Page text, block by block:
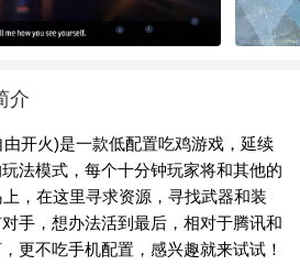
介
由开火)是一款低配置吃鸡游戏，延续
法模式，每个十分钟玩家将和其他的
，在这里寻求资源，寻找武器和装
手，想办法活到最后，相对于腾讯和
更不吃手机配置，感兴趣就来试试！